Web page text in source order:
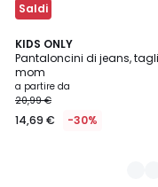
Saldi
KIDS ONLY
Pantaloncini di jeans,
mom
a partire da
20,99 €
14,69 € -30%
2
Colori